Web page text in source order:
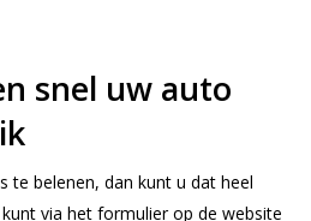
snel uw auto
te belenen, dan kunt u dat heel
via het formulier op de website